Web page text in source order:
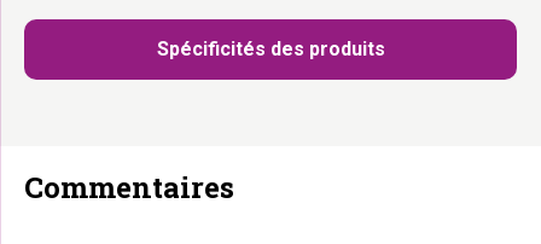
Col en V féminin :
Pour les vraies Rebels :Parce que ta passion mérite d’être
affichée.
Spécificités des produits
Commentaires